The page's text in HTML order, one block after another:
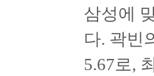
삼성에
다. 곽빈
5.67로,